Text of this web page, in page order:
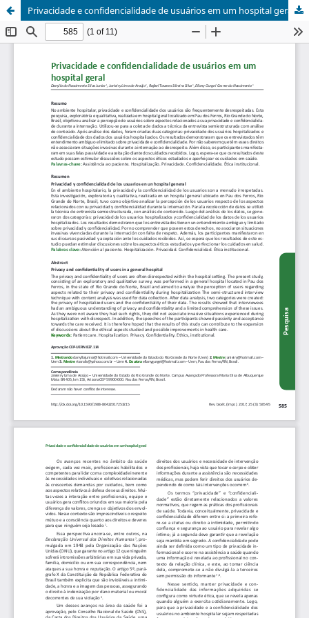
Privacidade e confidencialidade de usuários em um hospital geral